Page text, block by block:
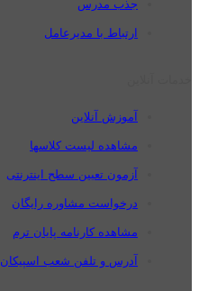
جذب مدرس
ارتباط با مدیرعامل
آموزش آنلاین
مشاهده لیست کلاسها
آزمون تعیین سطح اینترنتی
درخواست مشاوره رایگان
مشاهده کارنامه پایان ترم
آدرس و تلفن شعب اسپیکان